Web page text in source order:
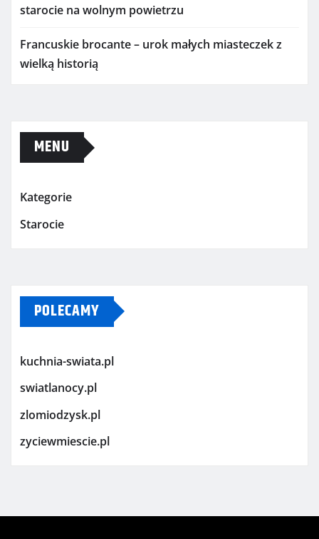
starocie na wolnym powietrzu
Francuskie brocante – urok małych miasteczek z
wielką historią
MENU
Kategorie
Starocie
POLECAMY
kuchnia-swiata.pl
swiatlanocy.pl
zlomiodzysk.pl
zyciewmiescie.pl